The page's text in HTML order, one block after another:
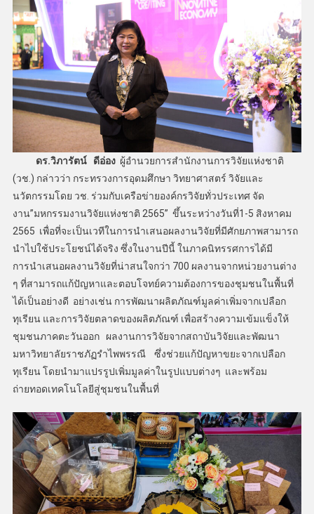
ดร.วิภารัตน์ ดีอ่องผู้อำนวยการสำนักงานการวิจัยแห่งชาติ
(วช.) กล่าวว่า กระทรวงการอุดมศึกษา วิทยาศาสตร์ วิจัยและ
นวัตกรรมโดย วช. ร่วมกับเครือข่ายองค์กรวิจัยทั่วประเทศ จัด
งาน”มหกรรมงานวิจัยแห่งชาติ 2565” ขึ้นระหว่างวันที่1-5 สิงหาคม
2565 เพื่อที่จะเป็นเวทีในการนำเสนอผลงานวิจัยที่มีศักยภาพสามารถ
นำไปใช้ประโยชน์ได้จริง ซึ่งในงานปีนี้ ในภาคนิทรรศการได้มี
การนำเสนอผลงานวิจัยที่น่าสนใจกว่า 700 ผลงานจากหน่วยงานต่าง
ๆ ที่สามารถแก้ปัญหาและตอบโจทย์ความต้องการของชุมชนในพื้นที่
ได้เป็นอย่างดี อย่างเช่น การพัฒนาผลิตภัณฑ์มูลค่าเพิ่มจากเปลือก
ทุเรียน และการวิจัยตลาดของผลิตภัณฑ์ เพื่อสร้างความเข้มแข็งให้
ชุมชนภาคตะวันออก ผลงานการวิจัยจากสถาบันวิจัยและพัฒนา
มหาวิทยาลัยราชภัฏรำไพพรรณี ซึ่งช่วยแก้ปัญหาขยะจากเปลือก
ทุเรียน โดยนำมาแปรรูปเพิ่มมูลค่าในรูปแบบต่างๆ และพร้อม
ถ่ายทอดเทคโนโลยีสู่ชุมชนในพื้นที่